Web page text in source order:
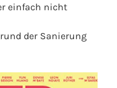
einfach nicht
der Sanierung